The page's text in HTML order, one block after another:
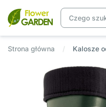
Strona główna Kalosze